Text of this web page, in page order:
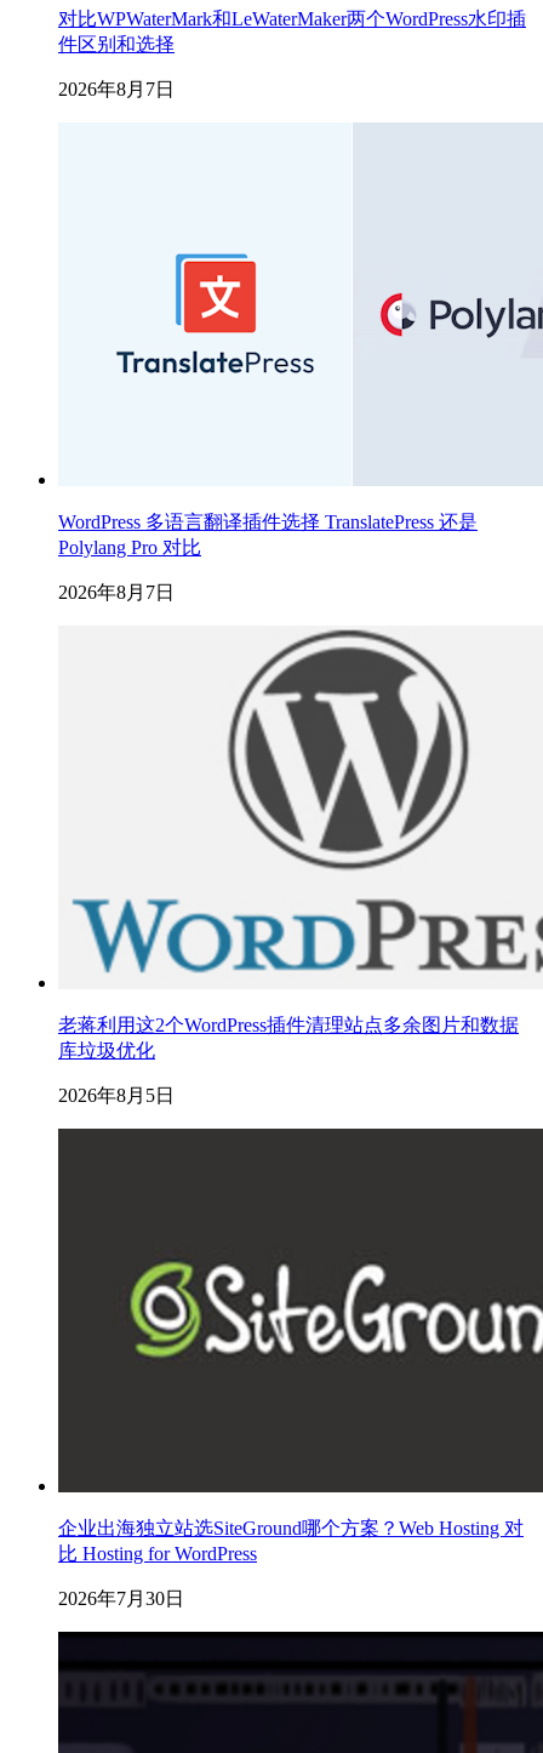
对比WPWaterMark和LeWaterMaker两个WordPress水印插
件区别和选择
2026年8月7日
WordPress 多语言翻译插件选择 TranslatePress 还是
Polylang Pro 对比
2026年8月7日
老蒋利用这2个WordPress插件清理站点多余图片和数据
库垃圾优化
2026年8月5日
企业出海独立站选SiteGround哪个方案？Web Hosting 对
比 Hosting for WordPress
2026年7月30日